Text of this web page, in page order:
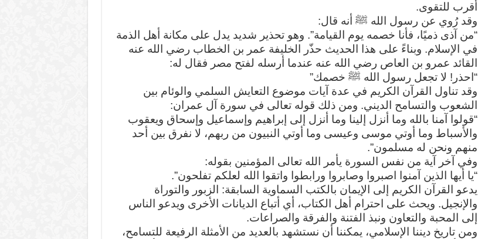
أقرب للتقوى.
وقد رُوي عن رسول الله ﷺ أنه قال:
“من آذى ذميًا، فأنا خصمه يوم القيامة”. وهو تحذير شديد يدل على مكانة أهل الذمة
في الإسلام. وبناءً على هذا الحديث حذّر الخليفة عمر بن الخطاب رضي الله عنه
القائد عمرو بن العاص رضي الله عنه عندما أرسله لفتح مصر فقال له:
“احذر! لا تجعل رسول الله ﷺ خصمك”
وقد تناول القرآن الكريم في عدة آيات موضوع التعايش السلمي والوئام بين
الشعوب والتسامح الديني. ومن ذلك قوله تعالى في سورة آل عمران:
“قولوا آمنا بالله وما أنزل إلينا وما أنزل إلى إبراهيم وإسماعيل وإسحاق ويعقوب
والأسباط وما أوتي موسى وعيسى وما أوتي النبيون من ربهم، لا نفرق بين أحد
منهم ونحن له مسلمون”.
وفي آخر آية من نفس السورة يأمر الله تعالى المؤمنين بقوله:
“يا أيها الذين آمنوا اصبروا وصابروا ورابطوا واتقوا الله لعلكم تفلحون”.
يدعو القرآن الكريم إلى الإيمان بالكتب السماوية السابقة: الزبور والتوراة
والإنجيل. ويحث على احترام أهل الكتاب، أي أتباع الديانات الأخرى ويدعو الناس
إلى المحبة والتعاون ونبذ الفتنة والفرقة والصراعات.
ومن تاريخ ديننا الإسلامي، يمكننا أن نستشهد بالعديد من الأمثلة الرفيعة للتسامح،